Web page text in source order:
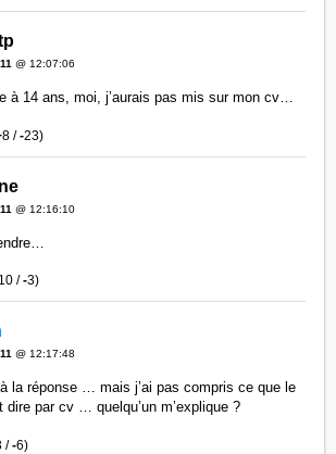
@ 12:07:06
à 14 ans, moi, j’aurais pas mis sur mon cv…
8 /-23)
@ 12:16:10
10 /-3)
@ 12:17:48
à la réponse … mais j’ai pas compris ce que le
dire par cv … quelqu’un m’explique ?
/-6)